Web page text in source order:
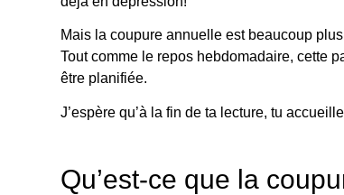
Mais la coupure annuelle est beaucoup
Tout comme le repos hebdomadaire, cette
être planifiée.
J’espère qu’à la fin de ta lecture, tu
Qu’est-ce que la